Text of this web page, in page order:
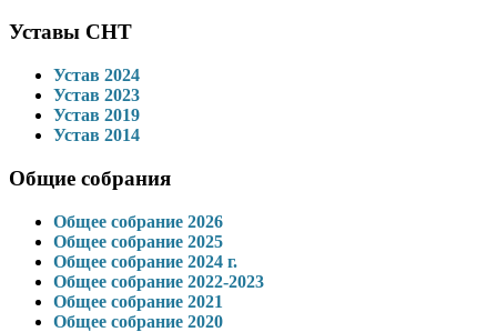
Уставы СНТ
Устав 2024
Устав 2023
Устав 2019
Устав 2014
Общие собрания
Общее собрание 2026
Общее собрание 2025
Общее собрание 2024 г.
Общее собрание 2022-2023
Общее собрание 2021
Общее собрание 2020